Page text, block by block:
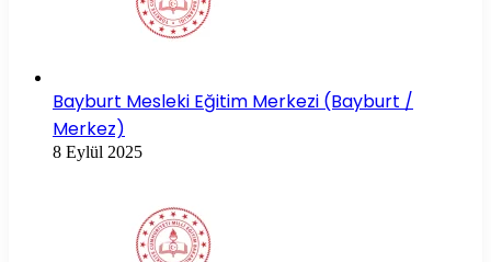
Bayburt Mesleki Eğitim Merkezi (Bayburt /
Merkez)
8 Eylül 2025